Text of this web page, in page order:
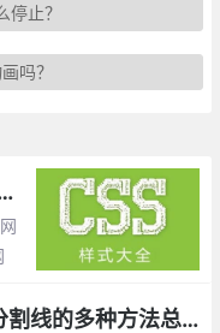
停止？
吗？
的Css样式大全(整理)
css 分割线样式_css实现文章分割线的多种方法总结